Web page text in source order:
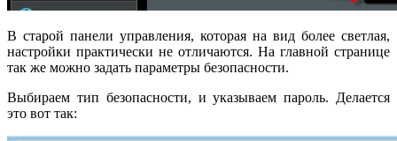
В старой панели управления, которая на вид более светлая,
настройки практически не отличаются. На главной странице
так же можно задать параметры безопасности.
Выбираем тип безопасности, и указываем пароль. Делается
это вот так: